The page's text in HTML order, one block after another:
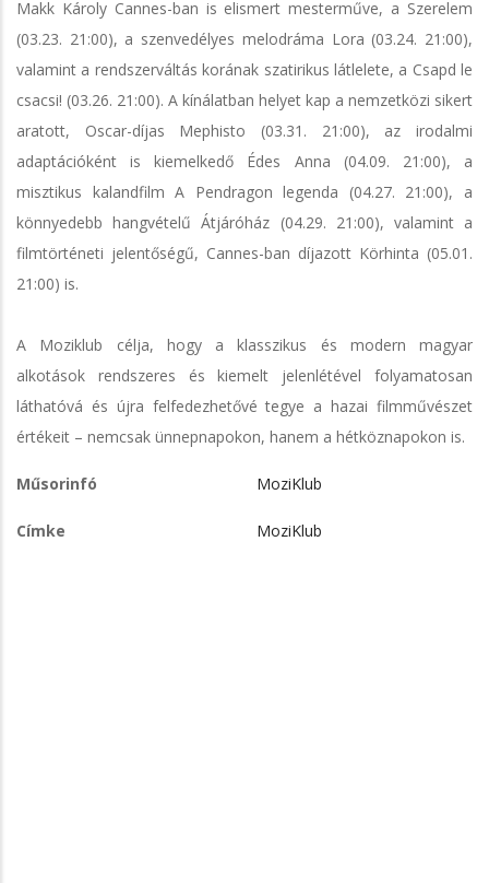
Makk Károly Cannes-ban is elismert mesterműve, a Szerelem
(03.23. 21:00), a szenvedélyes melodráma Lora (03.24. 21:00),
valamint a rendszerváltás korának szatirikus látlelete, a Csapd le
csacsi! (03.26. 21:00). A kínálatban helyet kap a nemzetközi sikert
aratott, Oscar-díjas Mephisto (03.31. 21:00), az irodalmi
adaptációként is kiemelkedő Édes Anna (04.09. 21:00), a
misztikus kalandfilm A Pendragon legenda (04.27. 21:00), a
könnyedebb hangvételű Átjáróház (04.29. 21:00), valamint a
filmtörténeti jelentőségű, Cannes-ban díjazott Körhinta (05.01.
21:00) is.
A Moziklub célja, hogy a klasszikus és modern magyar
alkotások rendszeres és kiemelt jelenlétével folyamatosan
láthatóvá és újra felfedezhetővé tegye a hazai filmművészet
értékeit – nemcsak ünnepnapokon, hanem a hétköznapokon is.
Műsorinfó MoziKlub
Címke MoziKlub